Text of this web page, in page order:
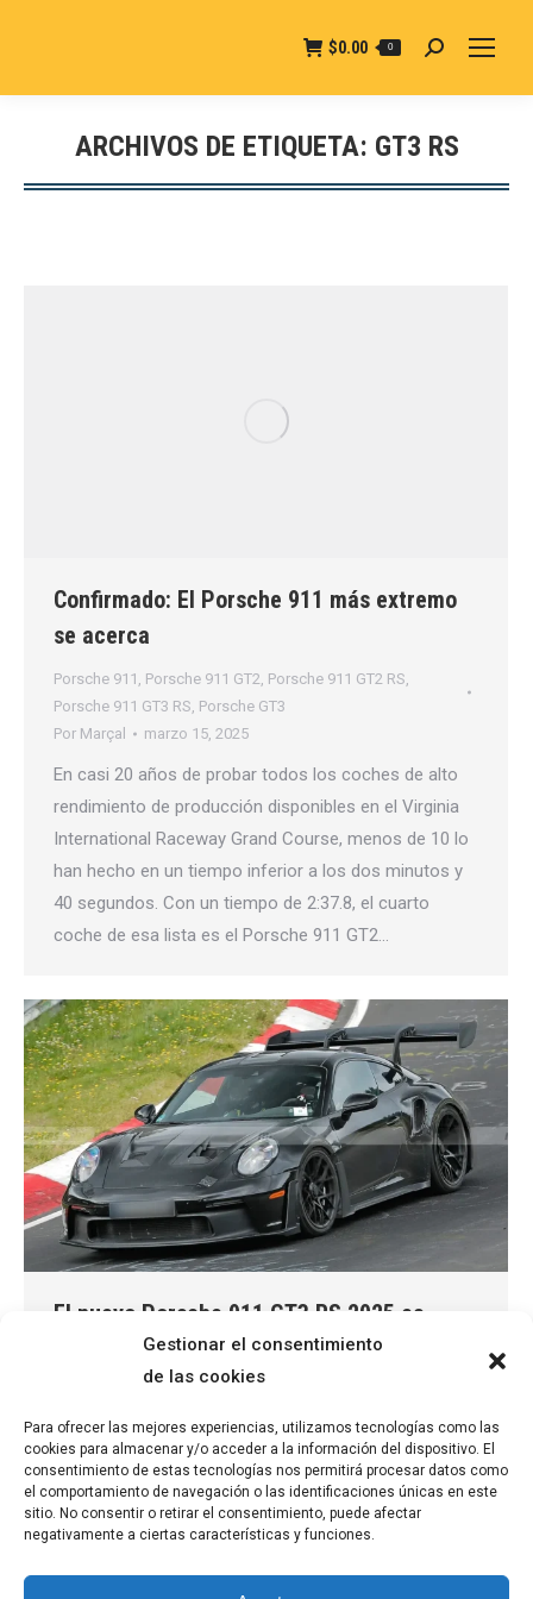
Gestionar el consentimiento
de las cookies
Para ofrecer las mejores experiencias, utilizamos tecnologías como las
cookies para almacenar y/o acceder a la información del dispositivo. El
consentimiento de estas tecnologías nos permitirá procesar datos como
el comportamiento de navegación o las identificaciones únicas en este
sitio. No consentir o retirar el consentimiento, puede afectar
negativamente a ciertas características y funciones.
$0.00 0 Buscar:
ARCHIVOS DE ETIQUETA: GT3 RS
Estás aquí:
Confirmado: El Porsche 911 más extremo
se acerca
Porsche 911 , Porsche 911 GT2, Porsche 911 GT2 RS,
Porsche 911 GT3 RS, Porsche GT3
Por Marçal marzo 15, 2025
En casi 20 años de probar todos los coches de alto
rendimiento de producción disponibles en el Virginia
International Raceway Grand Course, menos de 10 lo
han hecho en un tiempo inferior a los dos minutos y
40 segundos. Con un tiempo de 2:37.8, el cuarto
coche de esa lista es el Porsche 911 GT2…
El nuevo Porsche 911 GT3 RS 2025 es
cazado a su paso por Nürburgring luciendo
un extremo kit de carrocería
Porsche 911 GT3 RS PorMarçal agosto 10, 2024
Han pasado aproximadamente dos años desde que
el Porsche 911 GT3 RS que podemos encontrar en
los concesionarios irrumpiera en escena. En la amplia